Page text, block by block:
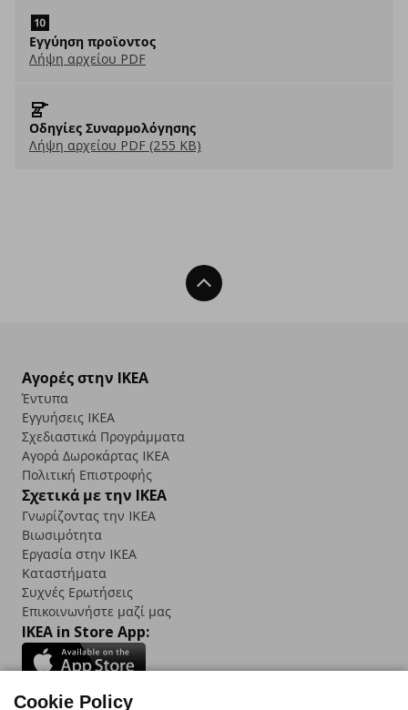
Εγγύηση προϊοντος
Λήψη αρχείου PDF
Οδηγίες Συναρμολόγησης
Λήψη αρχείου PDF (255 KB)
Back To Top
Αγορές στην IKEA
Έντυπα
Εγγυήσεις IKEA
Σχεδιαστικά Προγράμματα
Αγορά Δωρoκάρτας IKEA
Πολιτική Επιστροφής
Σχετικά με την IKEA
Γνωρίζοντας την IKEA
Βιωσιμότητα
Εργασία στην IKEA
Καταστήματα
Συχνές Ερωτήσεις
Επικοινωνήστε μαζί μας
IKEA in Store App:
Cookie Policy